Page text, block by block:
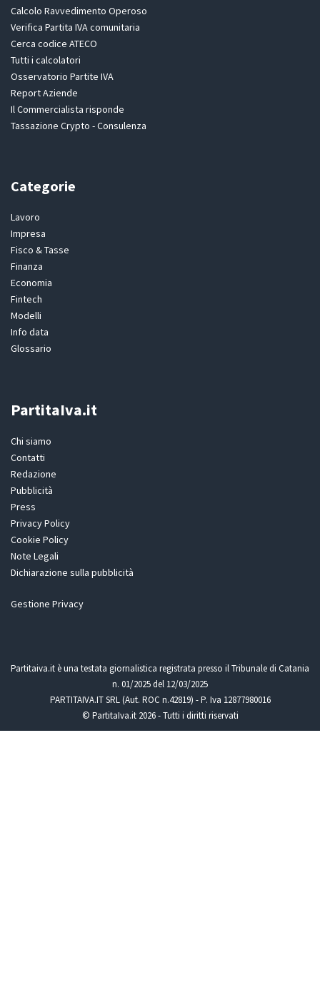
Calcolo Ravvedimento Operoso
Verifica Partita IVA comunitaria
Cerca codice ATECO
Tutti i calcolatori
Osservatorio Partite IVA
Report Aziende
Il Commercialista risponde
Tassazione Crypto - Consulenza
Categorie
Lavoro
Impresa
Fisco & Tasse
Finanza
Economia
Fintech
Modelli
Info data
Glossario
PartitaIva.it
Chi siamo
Contatti
Redazione
Pubblicità
Press
Privacy Policy
Cookie Policy
Note Legali
Dichiarazione sulla pubblicità
Gestione Privacy
Partitaiva.it è una testata giornalistica registrata presso il Tribunale di Catania
n. 01/2025 del 12/03/2025
PARTITAIVA.IT SRL (Aut. ROC n.42819) - P. Iva 12877980016
© PartitaIva.it 2026 - Tutti i diritti riservati